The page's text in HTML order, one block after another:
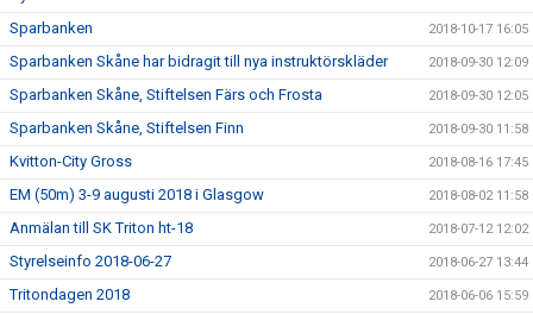
Sparbanken 2018-10-17 16:05
Sparbanken Skåne har bidragit till nya instruktörskläder 2018-09-30 12:09
Sparbanken Skåne, Stiftelsen Färs och Frosta 2018-09-30 12:05
Sparbanken Skåne, Stiftelsen Finn 2018-09-30 11:58
Kvitton-City Gross 2018-08-16 17:45
EM (50m) 3-9 augusti 2018 i Glasgow 2018-08-02 11:58
Anmälan till SK Triton ht-18 2018-07-12 12:02
Styrelseinfo 2018-06-27 2018-06-27 13:44
Tritondagen 2018 2018-06-06 15:59